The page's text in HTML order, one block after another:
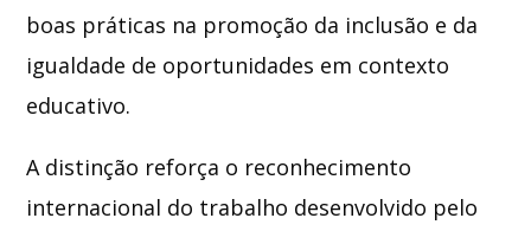
boas práticas na promoção da inclusão e da
igualdade de oportunidades em contexto
educativo.
A distinção reforça o reconhecimento
internacional do trabalho desenvolvido pelo